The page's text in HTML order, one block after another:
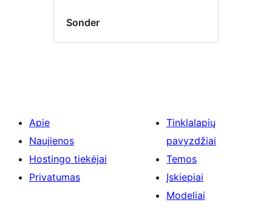
Sonder
Apie
Naujienos
Hostingo tiekėjai
Privatumas
Tinklalapių
pavyzdžiai
Temos
Įskiepiai
Modeliai